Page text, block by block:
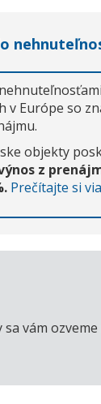
v Európe so
objekty
z
Prečítajte si
vám